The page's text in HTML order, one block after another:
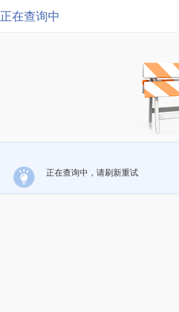
正在查询中
正在查询中，请刷新重试